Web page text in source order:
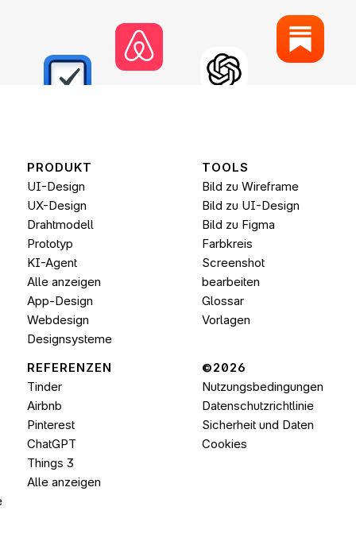
PRODUKT
UI-Design
UX-Design
Drahtmodell
App-Design
Webdesign
Designsysteme
Prototyp
KI-Agent
Alle anzeigen
TOOLS
Bild zu Wireframe
Bild zu UI-Design
Bild zu Figma
Farbkreis
Screenshot
bearbeiten
Glossar
Vorlagen
REFERENZEN
Tinder
Airbnb
Pinterest
ChatGPT
Things 3
Alle anzeigen
©2026
Nutzungsbedingungen
Datenschutzrichtlinie
Sicherheit und Daten
Cookies